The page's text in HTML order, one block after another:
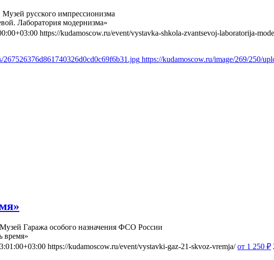
Музей русского импрессионизма
Лаборатория модернизма»
https://kudamoscow.ru/event/vystavka-shkola-zvantsevoj-laboratorija-
267526376d861740326d0cd0c69f6b31.jpg https://kudamoscow.ru/image/269/250/
Музей Гаража особого назначения ФСО России
время»
https://kudamoscow.ru/event/vystavki-gaz-21-skvoz-vremja/ от 1 250 ₽